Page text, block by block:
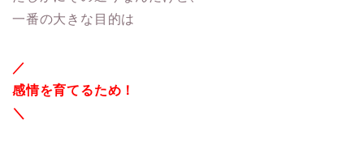
一番の大きな目的は
／
感情を育てるため！
＼